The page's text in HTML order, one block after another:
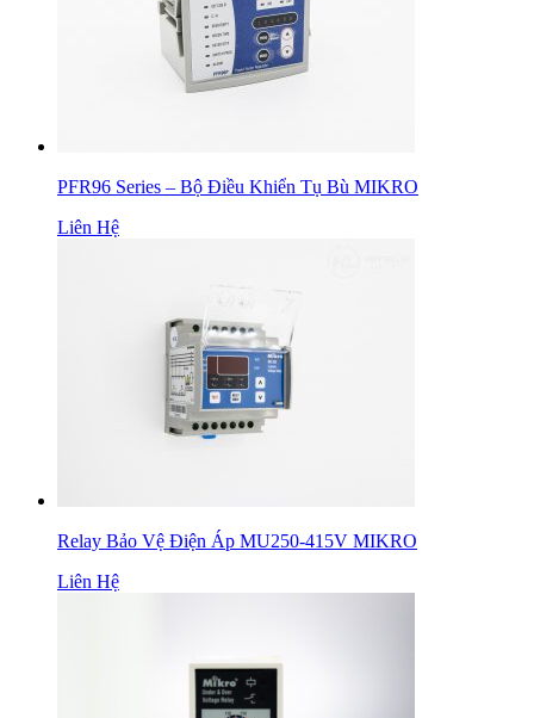
PFR96 Series – Bộ Điều Khiển Tụ Bù MIKRO
Liên Hệ
Relay Bảo Vệ Điện Áp MU250-415V MIKRO
Liên Hệ